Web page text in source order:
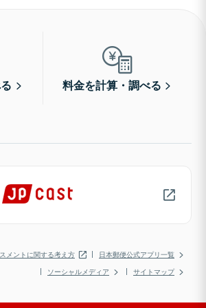
料金を計算・調べる
メントに関する考え方
日本郵便公式アプリ一覧
ソーシャルメディア
サイトマップ